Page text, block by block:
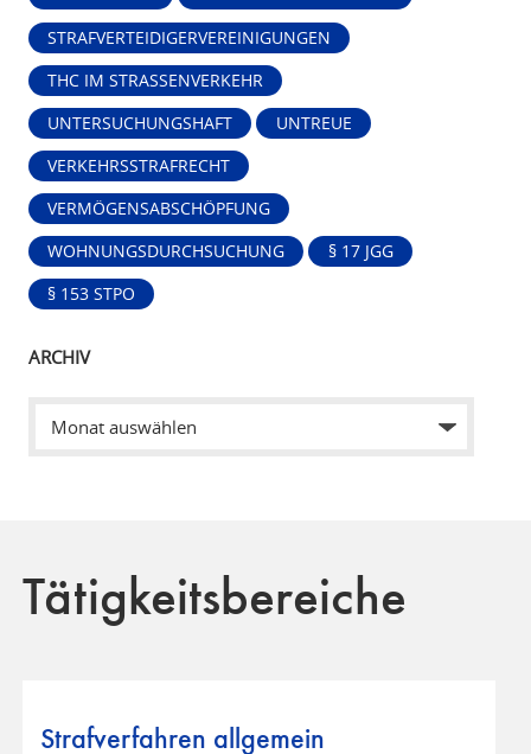
STRAFVERTEIDIGERVEREINIGUNGEN
THC IM STRASSENVERKEHR
UNTERSUCHUNGSHAFT UNTREUE
VERKEHRSSTRAFRECHT
VERMÖGENSABSCHÖPFUNG
WOHNUNGSDURCHSUCHUNG § 17 JGG
§ 153 STPO
ARCHIV
Tätigkeitsbereiche
Strafverfahren allgemein